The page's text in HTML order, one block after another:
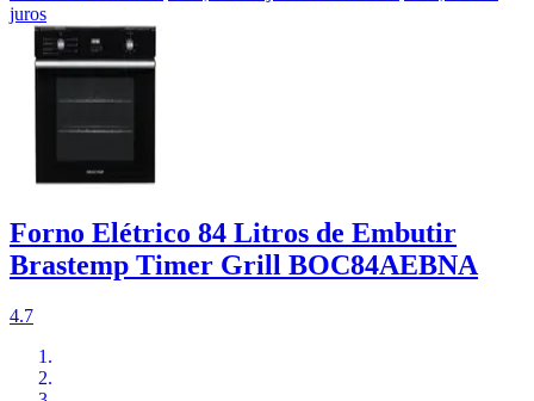
juros
Forno Elétrico 84 Litros de Embutir
Brastemp Timer Grill BOC84AEBNA
4.7